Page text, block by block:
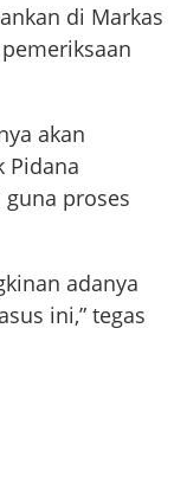
di Markas
akan
Pidana
proses
adanya
ini,” tegas